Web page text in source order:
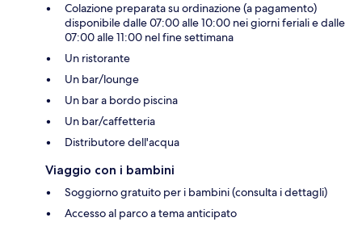
Colazione preparata su ordinazione (a pagamento)
disponibile dalle 07:00 alle 10:00 nei giorni feriali e dalle
07:00 alle 11:00 nel fine settimana
Un ristorante
Un bar/lounge
Un bar a bordo piscina
Un bar/caffetteria
Distributore dell'acqua
Viaggio con i bambini
Soggiorno gratuito per i bambini (consulta i dettagli)
Accesso al parco a tema anticipato